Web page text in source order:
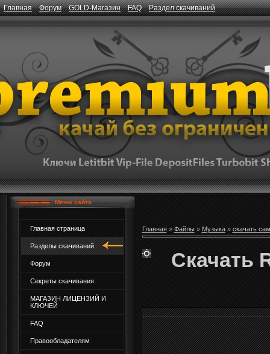
Главная Форум GOLD-Магазин FAQ Раздел скачиваний
Меню сайта
Главная страница
Разделы скачиваний
Форум
Секреты скачивания
МАГАЗИН ЛИЦЕНЗИЙ И
КЛЮЧЕЙ
FAQ
Правообладателям
Главная» Файлы» Музыка» скачать
Скачать